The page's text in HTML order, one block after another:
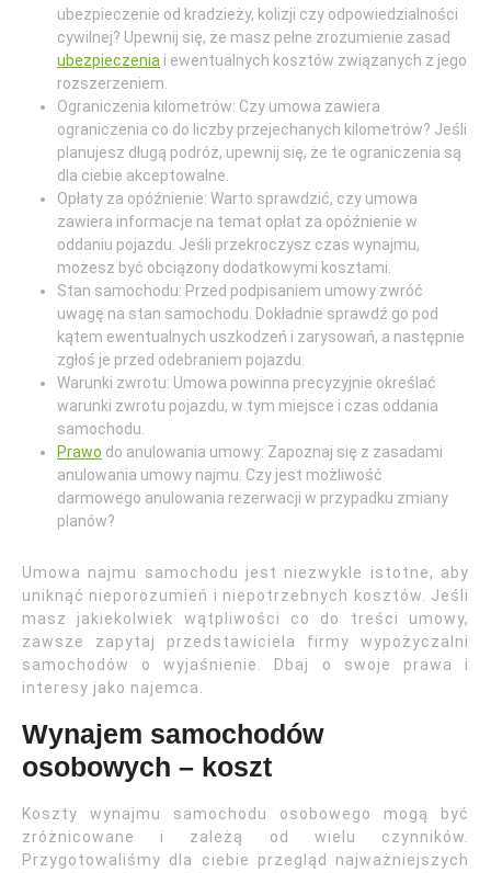
ubezpieczenie od kradzieży, kolizji czy odpowiedzialności
cywilnej? Upewnij się, że masz pełne zrozumienie zasad
ubezpieczenia i ewentualnych kosztów związanych z jego
rozszerzeniem.
Ograniczenia kilometrów: Czy umowa zawiera
ograniczenia co do liczby przejechanych kilometrów? Jeśli
planujesz długą podróż, upewnij się, że te ograniczenia są
dla ciebie akceptowalne.
Opłaty za opóźnienie: Warto sprawdzić, czy umowa
zawiera informacje na temat opłat za opóźnienie w
oddaniu pojazdu. Jeśli przekroczysz czas wynajmu,
możesz być obciążony dodatkowymi kosztami.
Stan samochodu: Przed podpisaniem umowy zwróć
uwagę na stan samochodu. Dokładnie sprawdź go pod
kątem ewentualnych uszkodzeń i zarysowań, a następnie
zgłoś je przed odebraniem pojazdu.
Warunki zwrotu: Umowa powinna precyzyjnie określać
warunki zwrotu pojazdu, w tym miejsce i czas oddania
samochodu.
Prawo do anulowania umowy: Zapoznaj się z zasadami
anulowania umowy najmu. Czy jest możliwość
darmowego anulowania rezerwacji w przypadku zmiany
planów?
Umowa najmu samochodu jest niezwykle istotne, aby
uniknąć nieporozumień i niepotrzebnych kosztów. Jeśli
masz jakiekolwiek wątpliwości co do treści umowy,
zawsze zapytaj przedstawiciela firmy wypożyczalni
samochodów o wyjaśnienie. Dbaj o swoje prawa i
interesy jako najemca.
Wynajem samochodów
osobowych – koszt
Koszty wynajmu samochodu osobowego mogą być
zróżnicowane i zależą od wielu czynników.
Przygotowaliśmy dla ciebie przegląd najważniejszych